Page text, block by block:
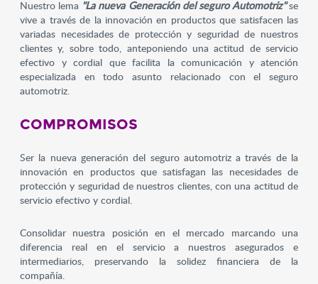
Nuestro lema "La nueva Generación del seguro Automotriz"se
vive a través de la innovación en productos que satisfacen las
variadas necesidades de protección y seguridad de nuestros
clientes y, sobre todo, anteponiendo una actitud de servicio
efectivo y cordial que facilita la comunicación y atención
especializada en todo asunto relacionado con el seguro
automotriz.
COMPROMISOS
Ser la nueva generación del seguro automotriz a través de la
innovación en productos que satisfagan las necesidades de
protección y seguridad de nuestros clientes, con una actitud de
servicio efectivo y cordial.
Consolidar nuestra posición en el mercado marcando una
diferencia real en el servicio a nuestros asegurados e
intermediarios, preservando la solidez financiera de la
compañía.